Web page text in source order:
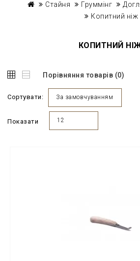
Стайня Груммінг
Копитний ніж
КОПИТНИЙ
Порівняння товарів (0)
Сортувати: За замовчуванням
Показати 12